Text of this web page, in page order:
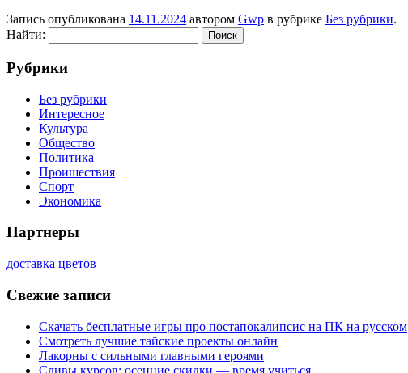
Запись опубликована 14.11.2024 автором Gwp в рубрике Без рубрики.
Найти:
Рубрики
Без рубрики
Интересное
Культура
Общество
Политика
Проишествия
Спорт
Экономика
Партнеры
доставка цветов
Свежие записи
Скачать бесплатные игры про постапокалипсис на ПК на русском
Смотреть лучшие тайские проекты онлайн
Лакорны с сильными главными героями
Сливы курсов: осенние скидки — время учиться